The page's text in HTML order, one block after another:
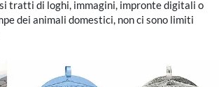
tratti di loghi, immagini, impronte digitali o
dei animali domestici, non ci sono limiti